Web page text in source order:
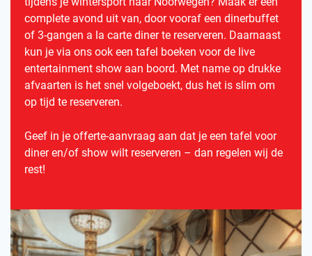
complete avond uit van, door vooraf een dinerbuffet
of 3-gangen a la carte diner te reserveren. Daarnaast
kun je via ons ook een tafel boeken voor de live
entertainment show aan boord. Met name op drukke
afvaarten is het snel volgeboekt, dus het is slim om
op tijd te reserveren.
Geef in je offerte-aanvraag aan dat je een tafel voor
diner en/of show wilt reserveren – dan regelen wij de
rest!